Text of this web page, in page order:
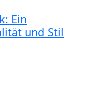
Ein
und Stil